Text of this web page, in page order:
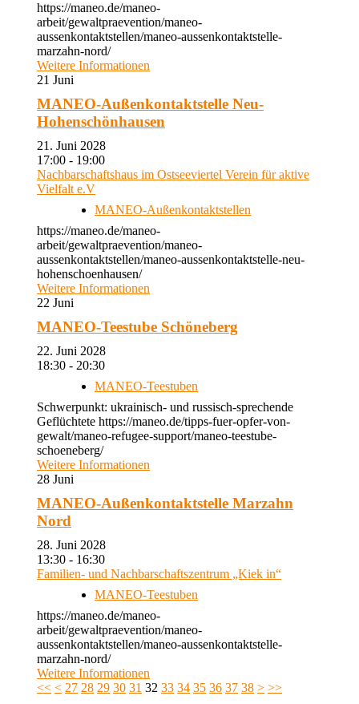
https://maneo.de/maneo-
arbeit/gewaltpraevention/maneo-
aussenkontaktstellen/maneo-aussenkontaktstelle-
marzahn-nord/
Weitere Informationen
21 Juni
MANEO-Außenkontaktstelle Neu-
Hohenschönhausen
21. Juni 2028
17:00 - 19:00
Nachbarschaftshaus im Ostseeviertel Verein für aktive
Vielfalt e.V
MANEO-Außenkontaktstellen
https://maneo.de/maneo-
arbeit/gewaltpraevention/maneo-
aussenkontaktstellen/maneo-aussenkontaktstelle-neu-
hohenschoenhausen/
Weitere Informationen
22 Juni
MANEO-Teestube Schöneberg
22. Juni 2028
18:30 - 20:30
MANEO-Teestuben
Schwerpunkt: ukrainisch- und russisch-sprechende
Geflüchtete https://maneo.de/tipps-fuer-opfer-von-
gewalt/maneo-refugee-support/maneo-teestube-
schoeneberg/
Weitere Informationen
28 Juni
MANEO-Außenkontaktstelle Marzahn
Nord
28. Juni 2028
13:30 - 16:30
Familien- und Nachbarschaftszentrum „Kiek in“
MANEO-Teestuben
https://maneo.de/maneo-
arbeit/gewaltpraevention/maneo-
aussenkontaktstellen/maneo-aussenkontaktstelle-
marzahn-nord/
Weitere Informationen
<< < 27 28 29 30 31 32 33 34 35 36 37 38 > >>